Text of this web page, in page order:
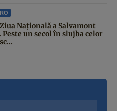
Națională a Salvamont
Peste un secol în slujba celor